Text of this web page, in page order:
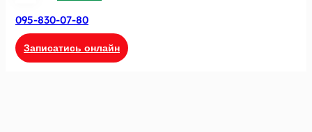
095-830-07-80
Записатись онлайн